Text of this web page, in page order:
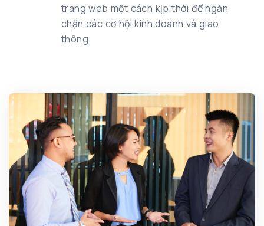
trang web một cách kịp thời để ngăn
chặn các cơ hội kinh doanh và giao
thông